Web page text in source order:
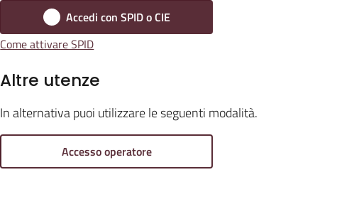
Accedi con SPID o CIE
Come attivare SPID
Altre utenze
In alternativa puoi utilizzare le seguenti modalità.
Accesso operatore